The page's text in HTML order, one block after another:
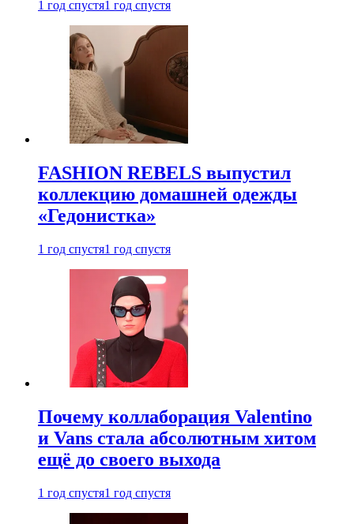
1 год спустя1 год спустя
FASHION REBELS выпустил
коллекцию домашней одежды
«Гедонистка»
1 год спустя1 год спустя
Почему коллаборация Valentino
и Vans стала абсолютным хитом
ещё до своего выхода
1 год спустя1 год спустя